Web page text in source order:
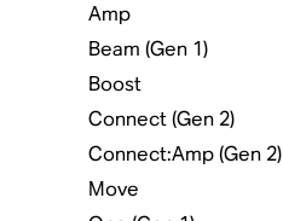
Amp
Beam (Gen 1)
Boost
Connect (Gen 2)
Connect:Amp (Gen 2)
Move